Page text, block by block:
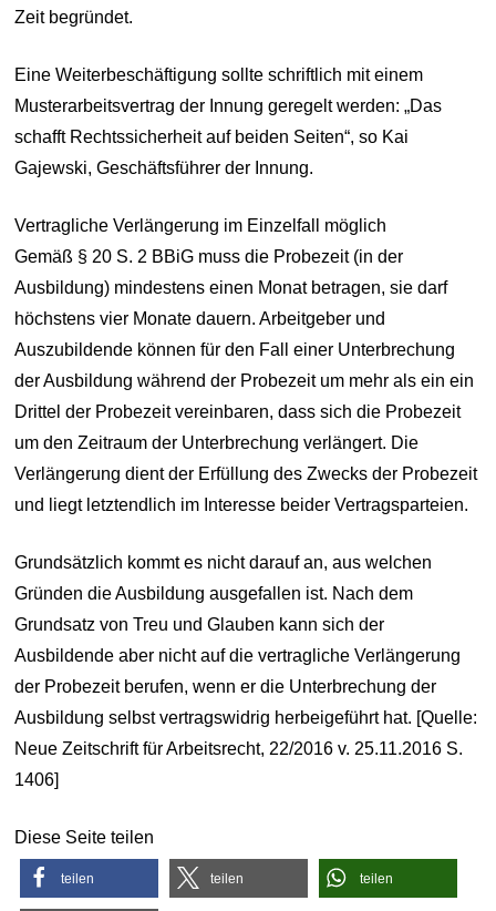
Zeit begründet.
Eine Weiterbeschäftigung sollte schriftlich mit einem
Musterarbeitsvertrag der Innung geregelt werden: „Das
schafft Rechtssicherheit auf beiden Seiten“, so Kai
Gajewski, Geschäftsführer der Innung.
Vertragliche Verlängerung im Einzelfall möglich
Gemäß § 20 S. 2 BBiG muss die Probezeit (in der
Ausbildung) mindestens einen Monat betragen, sie darf
höchstens vier Monate dauern. Arbeitgeber und
Auszubildende können für den Fall einer Unterbrechung
der Ausbildung während der Probezeit um mehr als ein ein
Drittel der Probezeit vereinbaren, dass sich die Probezeit
um den Zeitraum der Unterbrechung verlängert. Die
Verlängerung dient der Erfüllung des Zwecks der Probezeit
und liegt letztendlich im Interesse beider Vertragsparteien.
Grundsätzlich kommt es nicht darauf an, aus welchen
Gründen die Ausbildung ausgefallen ist. Nach dem
Grundsatz von Treu und Glauben kann sich der
Ausbildende aber nicht auf die vertragliche Verlängerung
der Probezeit berufen, wenn er die Unterbrechung der
Ausbildung selbst vertragswidrig herbeigeführt hat. [Quelle:
Neue Zeitschrift für Arbeitsrecht, 22/2016 v. 25.11.2016 S.
1406]
Diese Seite teilen
teilen teilen teilen